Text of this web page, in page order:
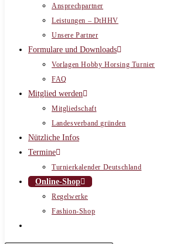
Ansprechpartner
Leistungen – DtHHV
Unsere Partner
Formulare und Downloads
Vorlagen Hobby Horsing Turnier
FAQ
Mitglied werden
Mitgliedschaft
Landesverband gründen
Nützliche Infos
Termine
Turnierkalender Deutschland
Online-Shop
Regelwerke
Fashion-Shop